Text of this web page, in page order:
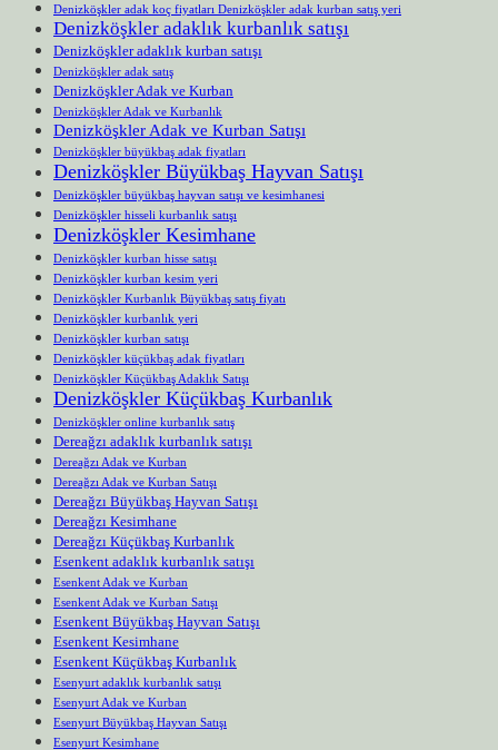
Denizköşkler adak koç fiyatları Denizköşkler adak kurban satış yeri
Denizköşkler adaklık kurbanlık satışı
Denizköşkler adaklık kurban satışı
Denizköşkler adak satış
Denizköşkler Adak ve Kurban
Denizköşkler Adak ve Kurbanlık
Denizköşkler Adak ve Kurban Satışı
Denizköşkler büyükbaş adak fiyatları
Denizköşkler Büyükbaş Hayvan Satışı
Denizköşkler büyükbaş hayvan satışı ve kesimhanesi
Denizköşkler hisseli kurbanlık satışı
Denizköşkler Kesimhane
Denizköşkler kurban hisse satışı
Denizköşkler kurban kesim yeri
Denizköşkler Kurbanlık Büyükbaş satış fiyatı
Denizköşkler kurbanlık yeri
Denizköşkler kurban satışı
Denizköşkler küçükbaş adak fiyatları
Denizköşkler Küçükbaş Adaklık Satışı
Denizköşkler Küçükbaş Kurbanlık
Denizköşkler online kurbanlık satış
Dereağzı adaklık kurbanlık satışı
Dereağzı Adak ve Kurban
Dereağzı Adak ve Kurban Satışı
Dereağzı Büyükbaş Hayvan Satışı
Dereağzı Kesimhane
Dereağzı Küçükbaş Kurbanlık
Esenkent adaklık kurbanlık satışı
Esenkent Adak ve Kurban
Esenkent Adak ve Kurban Satışı
Esenkent Büyükbaş Hayvan Satışı
Esenkent Kesimhane
Esenkent Küçükbaş Kurbanlık
Esenyurt adaklık kurbanlık satışı
Esenyurt Adak ve Kurban
Esenyurt Büyükbaş Hayvan Satışı
Esenyurt Kesimhane